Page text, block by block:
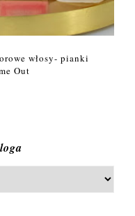
włosy- pianki
Out